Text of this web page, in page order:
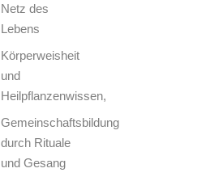
Netz des
Lebens
Körperweisheit
und
Heilpflanzenwissen,
Gemeinschaftsbildung
durch Rituale
und Gesang